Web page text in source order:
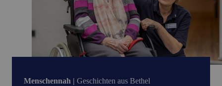
Menschennah | Geschichten aus Bethel